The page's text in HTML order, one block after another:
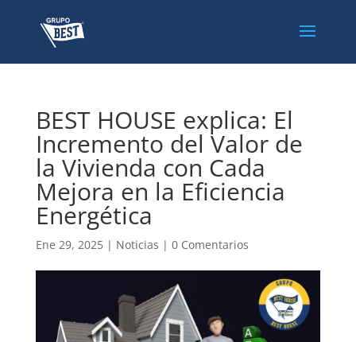
BEST HOUSE explica: El
Incremento del Valor de
la Vivienda con Cada
Mejora en la Eficiencia
Energética
Ene 29, 2025| Noticias | 0 Comentarios